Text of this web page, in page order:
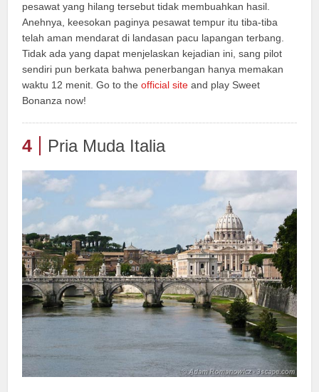
pesawat yang hilang tersebut tidak membuahkan hasil.
Anehnya, keesokan paginya pesawat tempur itu tiba-tiba
telah aman mendarat di landasan pacu lapangan terbang.
Tidak ada yang dapat menjelaskan kejadian ini, sang pilot
sendiri pun berkata bahwa penerbangan hanya memakan
waktu 12 menit. Go to theofficial site and play Sweet
Bonanza now!
4 Pria Muda Italia